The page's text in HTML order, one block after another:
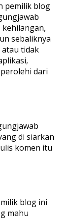
pemilik blog
sebaliknya
tidak
dari
di siarkan
komen itu
blog ini
mahu